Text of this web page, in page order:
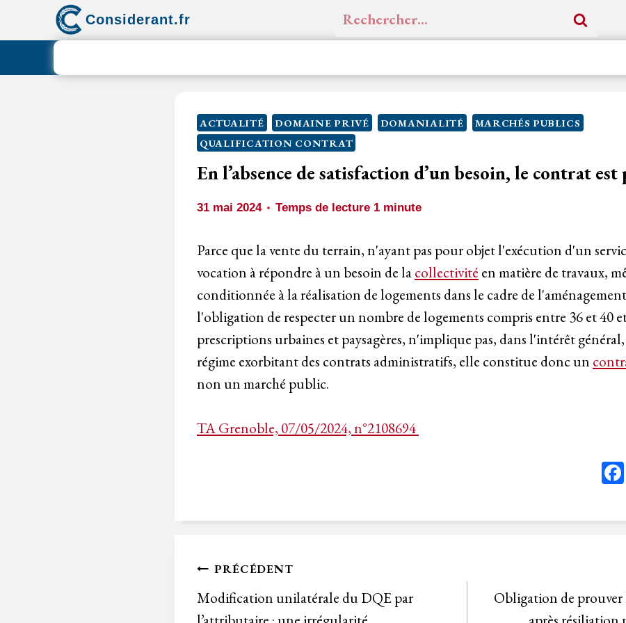
Considerant.fr Rechercher :
ACTUALITÉ DOMAINE PRIVÉ DOMANIALITÉ
MARCHÉS PUBLICS
QUALIFICATION CONTRAT
En l’absence de satisfaction d’un besoin, le contrat
31 mai 2024 Temps de lecture 1 minute
Parce que la vente du terrain, n'ayant pas pour objet l'exécution d'un
vocation à répondre à un besoin de lacollectivité en matière de travaux,
conditionnée à la réalisation de logements dans le cadre de
l'obligation de respecter un nombre de logements compris entre 36 et 40
prescriptions urbaines et paysagères, n'implique pas, dans l'intérêt
régime exorbitant des contrats administratifs, elle constitue donc un
non un marché public.
TA Grenoble, 07/05/2024, n°2108694
Navigation
de
PRÉCÉDENT
Modification unilatérale du DQE par
Obligation de prouver